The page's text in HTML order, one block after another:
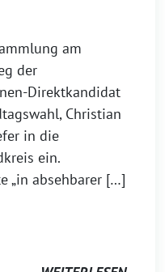
am
der
Direktkandidat
Christian
in die
ein.
„in absehbarer […]